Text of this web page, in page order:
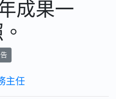
成果一
主任